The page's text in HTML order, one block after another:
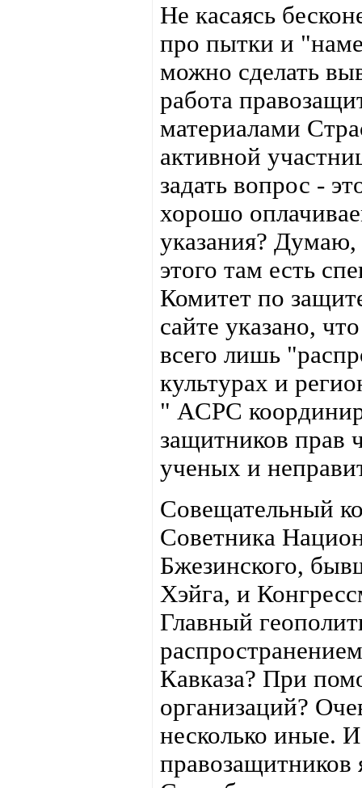
Не касаясь
про пытки и
можно сделать
работа
материалами
активной
задать вопрос -
хорошо
указания?
этого там есть
Комитет по
сайте указано,
всего лишь
культурах и
" ACPC
защитников прав
ученых и
Совещательный
Советника
Бжезинского,
Хэйга, и
Главный
Кавказа? При
организаций?
несколько иные.
правозащитников